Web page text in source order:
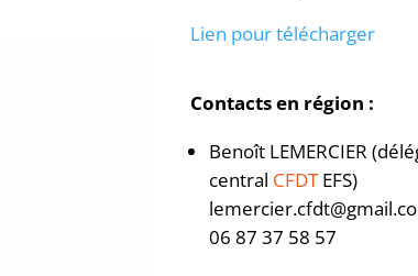
Lien pour télécharger
Contacts en région :
Benoît LEMERCIER
central CFDTEFS)
06 87 37 58 57